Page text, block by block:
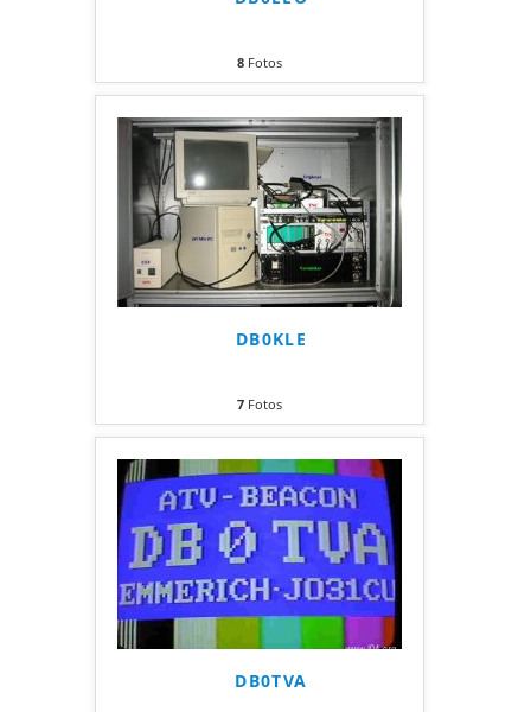
8 Fotos
DB0KLE
7 Fotos
DB0TVA